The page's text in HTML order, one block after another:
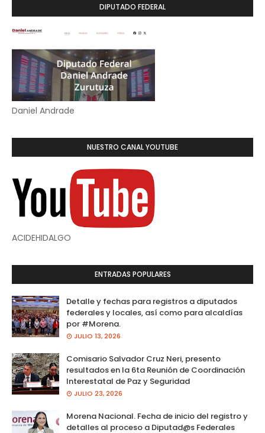
DIPUTADO FEDERAL
Daniel Andrade
NUESTRO CANAL YOUTUBE
ACIDEHIDALGO
ENTRADAS POPULARES
Detalle y fechas para registros a diputados
federales y locales, así como para alcaldías
por #Morena.
JULIO 13, 2026
Comisario Salvador Cruz Neri, presento
resultados en la 6ta Reunión de Coordinación
Interestatal de Paz y Seguridad
JULIO 23, 2026
Morena Nacional. Fecha de inicio del registro y
detalles al proceso a Diputad@s Federales